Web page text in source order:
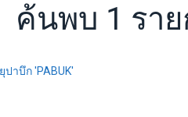
ค้นพบ 1 รา
าบึก 'PABUK'